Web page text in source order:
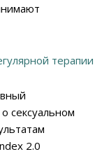
сексуальном
2.0